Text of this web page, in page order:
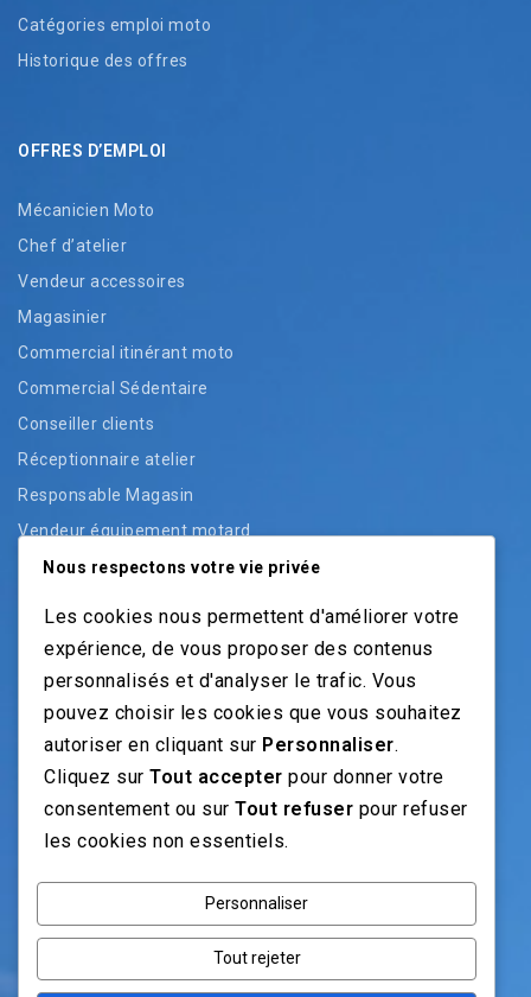
Catégories emploi moto
Historique des offres
OFFRES D’EMPLOI
Mécanicien Moto
Chef d’atelier
Vendeur accessoires
Magasinier
Commercial itinérant moto
Commercial Sédentaire
Conseiller clients
Réceptionnaire atelier
Responsable Magasin
Vendeur équipement motard
Vendeur pièces
Vendeur véhicules occasion
NOS GUIDES
Recrutement moto: Le guide pour recruteurs
Recrutement mécanicien moto
NOS RÉSEAUX
Nous respectons votre vie privée
Les cookies nous permettent d'améliorer votre
expérience, de vous proposer des contenus
personnalisés et d'analyser le trafic. Vous
pouvez choisir les cookies que vous souhaitez
autoriser en cliquant sur Personnaliser.
Cliquez sur Tout accepter pour donner votre
consentement ou sur Tout refuser pour refuser
les cookies non essentiels.
Personnaliser
Tout rejeter